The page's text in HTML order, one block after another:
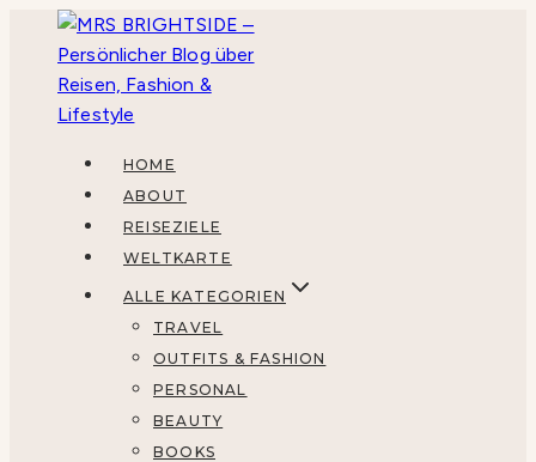
springen
HOME
ABOUT
REISEZIELE
WELTKARTE
ALLE KATEGORIEN
TRAVEL
OUTFITS & FASHION
PERSONAL
BEAUTY
BOOKS